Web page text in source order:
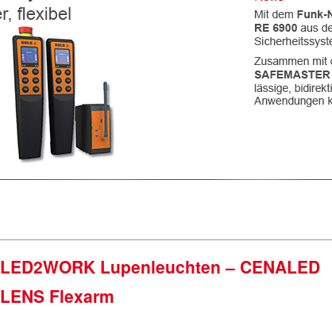
LED2WORK Lupenleuchten – CENALED
LENS Flexarm